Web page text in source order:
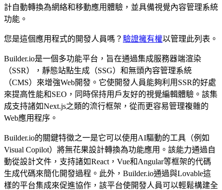
計自動轉換為網絡和移動應用體驗，並具備視覺內容管理系統
功能。
您是這個應用程式的開發人員嗎？ 驗證擁有權以管理此列表。
Builder.io是一個多功能平台，旨在通過集成服務器端渲染
（SSR），靜態站點生成（SSG）和無頭內容管理系統
（CMS）來增強Web開發。它使開發人員能夠利用SSR的好處
來提高性能和SEO，同時保持用戶友好的視覺編輯體驗。該集
成支持諸如Next.js之類的流行框架，從而更容易管理複雜的
Web應用程序。
Builder.io的關鍵特徵之一是它可以使用AI驅動的工具（例如
Visual Copilot）將無花果設計轉換為功能應用。該能力通過自
動從設計文件，支持諸如React，Vue和Angular等框架的代碼
生成代碼來簡化開發過程。此外，Builder.io通過與Lovable這
樣的平台集成來促進協作，該平台使開發人員可以輕鬆構建全